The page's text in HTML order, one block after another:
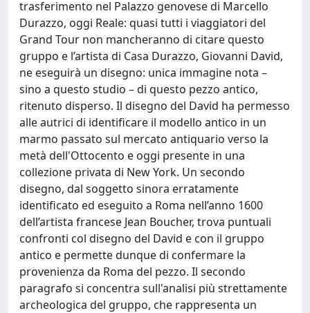
trasferimento nel Palazzo genovese di Marcello
Durazzo, oggi Reale: quasi tutti i viaggiatori del
Grand Tour non mancheranno di citare questo
gruppo e l’artista di Casa Durazzo, Giovanni David,
ne eseguirà un disegno: unica immagine nota –
sino a questo studio – di questo pezzo antico,
ritenuto disperso. Il disegno del David ha permesso
alle autrici di identificare il modello antico in un
marmo passato sul mercato antiquario verso la
metà dell'Ottocento e oggi presente in una
collezione privata di New York. Un secondo
disegno, dal soggetto sinora erratamente
identificato ed eseguito a Roma nell’anno 1600
dell’artista francese Jean Boucher, trova puntuali
confronti col disegno del David e con il gruppo
antico e permette dunque di confermare la
provenienza da Roma del pezzo. Il secondo
paragrafo si concentra sull'analisi più strettamente
archeologica del gruppo, che rappresenta un